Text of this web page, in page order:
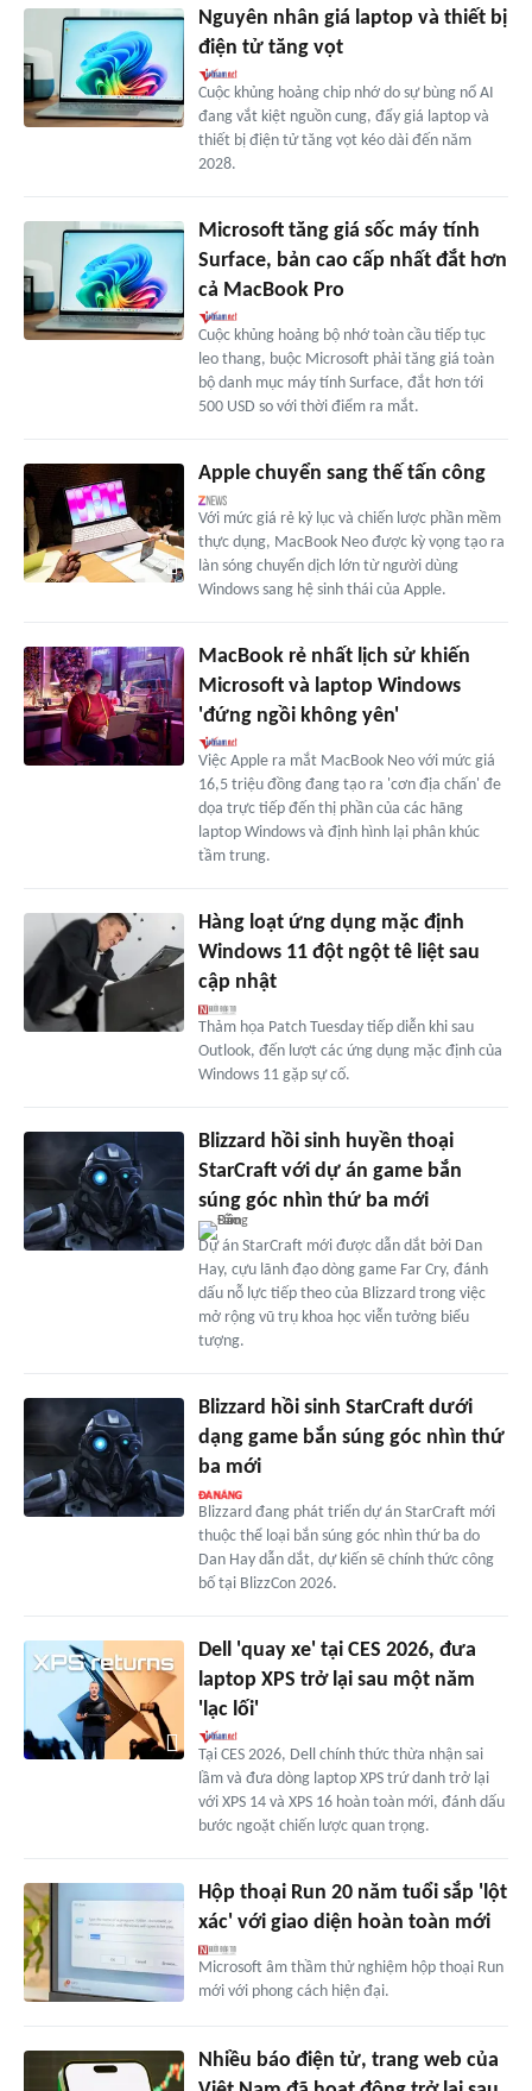
Nguyên nhân giá laptop và thiết bị
điện tử tăng vọt
Cuộc khủng hoảng chip nhớ do sự bùng nổ AI
đang vắt kiệt nguồn cung, đẩy giá laptop và
thiết bị điện tử tăng vọt kéo dài đến năm
2028.
Microsoft tăng giá sốc máy tính
Surface, bản cao cấp nhất đắt hơn
cả MacBook Pro
Cuộc khủng hoảng bộ nhớ toàn cầu tiếp tục
leo thang, buộc Microsoft phải tăng giá toàn
bộ danh mục máy tính Surface, đắt hơn tới
500 USD so với thời điểm ra mắt.
Apple chuyển sang thế tấn công
Với mức giá rẻ kỷ lục và chiến lược phần mềm
thực dụng, MacBook Neo được kỳ vọng tạo ra
làn sóng chuyển dịch lớn từ người dùng
Windows sang hệ sinh thái của Apple.
MacBook rẻ nhất lịch sử khiến
Microsoft và laptop Windows
'đứng ngồi không yên'
Việc Apple ra mắt MacBook Neo với mức giá
16,5 triệu đồng đang tạo ra 'cơn địa chấn' đe
dọa trực tiếp đến thị phần của các hãng
laptop Windows và định hình lại phân khúc
tầm trung.
Hàng loạt ứng dụng mặc định
Windows 11 đột ngột tê liệt sau
cập nhật
Thảm họa Patch Tuesday tiếp diễn khi sau
Outlook, đến lượt các ứng dụng mặc định của
Windows 11 gặp sự cố.
Blizzard hồi sinh huyền thoại
StarCraft với dự án game bắn
súng góc nhìn thứ ba mới
Dự án StarCraft mới được dẫn dắt bởi Dan
Hay, cựu lãnh đạo dòng game Far Cry, đánh
dấu nỗ lực tiếp theo của Blizzard trong việc
mở rộng vũ trụ khoa học viễn tưởng biểu
tượng.
Blizzard hồi sinh StarCraft dưới
dạng game bắn súng góc nhìn thứ
ba mới
Blizzard đang phát triển dự án StarCraft mới
thuộc thể loại bắn súng góc nhìn thứ ba do
Dan Hay dẫn dắt, dự kiến sẽ chính thức công
bố tại BlizzCon 2026.
Dell 'quay xe' tại CES 2026, đưa
laptop XPS trở lại sau một năm
'lạc lối'
Tại CES 2026, Dell chính thức thừa nhận sai
lầm và đưa dòng laptop XPS trứ danh trở lại
với XPS 14 và XPS 16 hoàn toàn mới, đánh dấu
bước ngoặt chiến lược quan trọng.
Hộp thoại Run 20 năm tuổi sắp 'lột
xác' với giao diện hoàn toàn mới
Microsoft âm thầm thử nghiệm hộp thoại Run
mới với phong cách hiện đại.
Nhiều báo điện tử, trang web của